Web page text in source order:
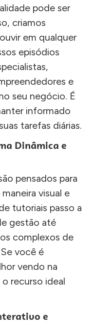
pode ser
criamos
em qualquer
episódios
e
seu negócio. É
informado
tarefas diárias.
Dinâmica e
pensados para
visual e
tutoriais passo a
gestão até
complexos de
você é
vendo na
recurso ideal
e